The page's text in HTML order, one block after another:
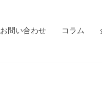
お問い合わせ コラム